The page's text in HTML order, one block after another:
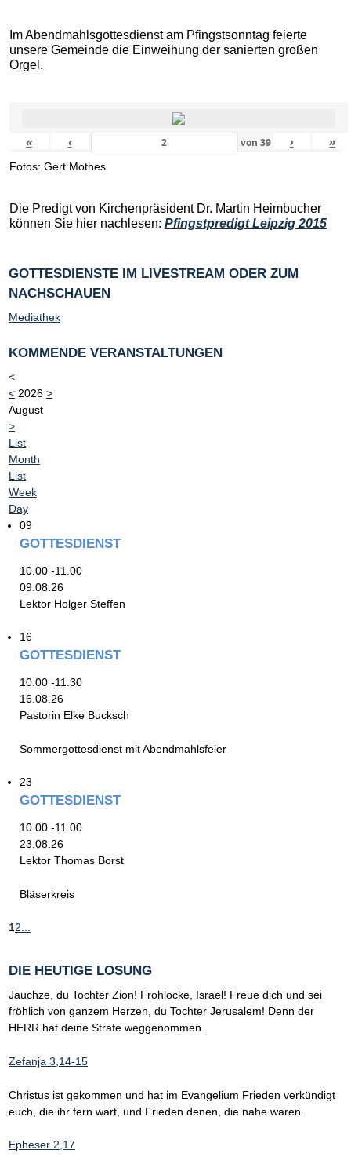
Im Abendmahlsgottesdienst am Pfingstsonntag feierte
unsere Gemeinde die Einweihung der sanierten großen
Orgel.
« ‹ von 39 › »
Fotos: Gert Mothes
Die Predigt von Kirchenpräsident Dr. Martin Heimbucher
können Sie hier nachlesen: Pfingstpredigt Leipzig 2015
GOTTESDIENSTE IM LIVESTREAM ODER ZUM
NACHSCHAUEN
Mediathek
KOMMENDE VERANSTALTUNGEN
<
< 2026 >
August
>
List
Month
List
Week
Day
09
GOTTESDIENST
10.00 -11.00
09.08.26
Lektor Holger Steffen
16
GOTTESDIENST
10.00 -11.30
16.08.26
Pastorin Elke Bucksch
Sommergottesdienst mit Abendmahlsfeier
23
GOTTESDIENST
10.00 -11.00
23.08.26
Lektor Thomas Borst
Bläserkreis
12...
DIE HEUTIGE LOSUNG
Jauchze, du Tochter Zion! Frohlocke, Israel! Freue dich und sei
fröhlich von ganzem Herzen, du Tochter Jerusalem! Denn der
HERR hat deine Strafe weggenommen.
Zefanja 3,14-15
Christus ist gekommen und hat im Evangelium Frieden verkündigt
euch, die ihr fern wart, und Frieden denen, die nahe waren.
Epheser 2,17